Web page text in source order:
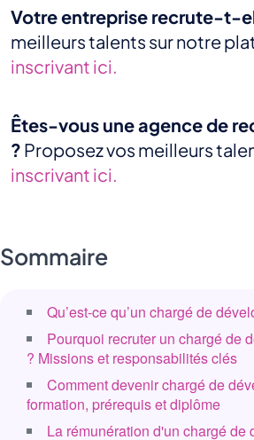
Sommaire
Qu’est-ce qu’un chargé de
Pourquoi recruter un chargé de
? Missions et responsabilités clés
Comment devenir chargé de
formation, prérequis et diplôme
La rémunération d'un chargé de
Votre entreprise recrute-t-
meilleurs talents sur notre
inscrivant ici.
Êtes-vous une agence de
? Proposez vos meilleurs
inscrivant ici.